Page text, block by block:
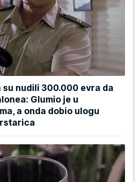
nudili 300.000 evra da
Glumio je u
a onda dobio ulogu